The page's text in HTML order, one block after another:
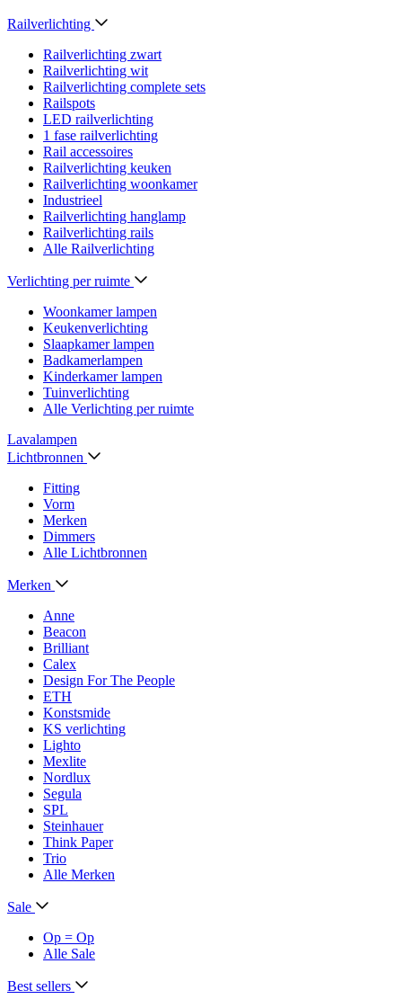
Railverlichting
Railverlichting zwart
Railverlichting wit
Railverlichting complete sets
Railspots
LED railverlichting
1 fase railverlichting
Rail accessoires
Railverlichting keuken
Railverlichting woonkamer
Industrieel
Railverlichting hanglamp
Railverlichting rails
Alle Railverlichting
Verlichting per ruimte
Woonkamer lampen
Keukenverlichting
Slaapkamer lampen
Badkamerlampen
Kinderkamer lampen
Tuinverlichting
Alle Verlichting per ruimte
Lavalampen
Lichtbronnen
Fitting
Vorm
Merken
Dimmers
Alle Lichtbronnen
Merken
Anne
Beacon
Brilliant
Calex
Design For The People
ETH
Konstsmide
KS verlichting
Lighto
Mexlite
Nordlux
Segula
SPL
Steinhauer
Think Paper
Trio
Alle Merken
Sale
Op = Op
Alle Sale
Best sellers